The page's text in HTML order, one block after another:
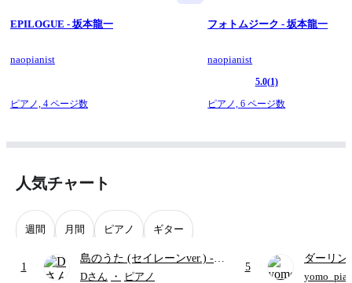
EPILOGUE - 坂本龍一
naopianist
ピアノ, 4 ページ数
フォトムジーク - 坂本龍一
naopianist
5.0(1)
ピアノ,6 ページ数
人気チャート
週間 月間 ピアノ ギター
1
島のうた (セイレーンver.) -
セイレーン(CV.鈴木みのり)
Dさん ・ ピアノ
5
ダーリン
APPLE (